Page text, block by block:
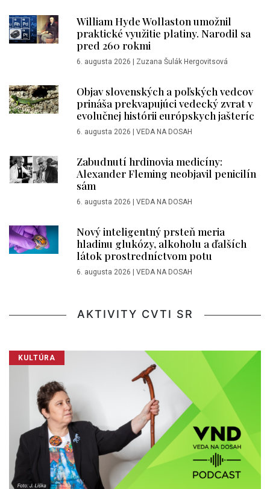
William Hyde Wollaston umožnil
praktické využitie platiny. Narodil sa
pred 260 rokmi
6. augusta 2026 Zuzana Šulák Hergovitsová
Objav slovenských a poľských vedcov
prináša prekvapujúci vedecký zvrat v
evolučnej histórii európskych jašteríc
6. augusta 2026 VEDA NA DOSAH
Zabudnutí hrdinovia medicíny:
Alexander Fleming neobjavil penicilín
sám
6. augusta 2026 VEDA NA DOSAH
Nový inteligentný prsteň meria
hladinu glukózy, alkoholu a ďalších
látok prostredníctvom potu
6. augusta 2026 VEDA NA DOSAH
AKTIVITY CVTI SR
KULTÚRA